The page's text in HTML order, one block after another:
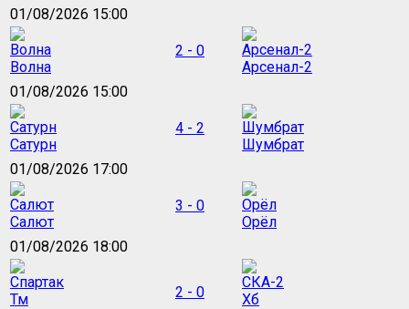
01/08/2026 15:00
Волна
2 - 0
Арсенал-2
01/08/2026 15:00
Сатурн
4 - 2
Шумбрат
01/08/2026 17:00
Салют
3 - 0
Орёл
01/08/2026 18:00
2 - 0